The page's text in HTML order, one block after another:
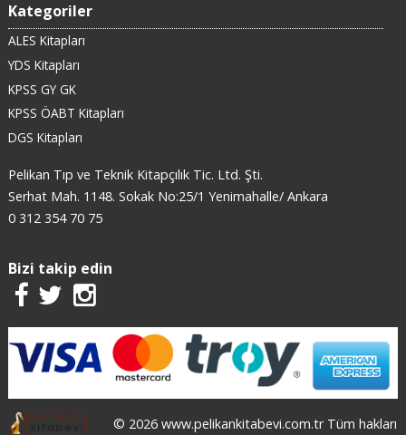
Kategoriler
ALES Kitapları
YDS Kitapları
KPSS GY GK
KPSS ÖABT Kitapları
DGS Kitapları
Pelikan Tıp ve Teknik Kitapçılık Tic. Ltd. Şti.
Serhat Mah. 1148. Sokak No:25/1 Yenimahalle/ Ankara
0 312 354 70 75
Bizi takip edin
© 2026 www.pelikankitabevi.com.tr Tüm hakları